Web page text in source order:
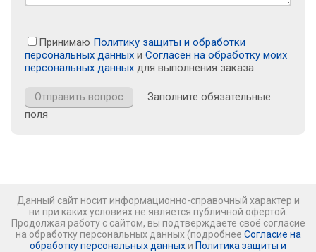
Принимаю Политику защиты и обработки
персональных данных и Согласен на обработку моих
персональных данных для выполнения заказа.
Заполните обязательные
поля
Данный сайт носит информационно-справочный характер и
ни при каких условиях не является публичной офертой.
Продолжая работу с сайтом, вы подтверждаете своё согласие
на обработку персональных данных (подробнее Согласие на
обработку персональных данных и Политика защиты и